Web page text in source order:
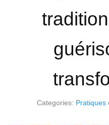
Categories: Pratiques